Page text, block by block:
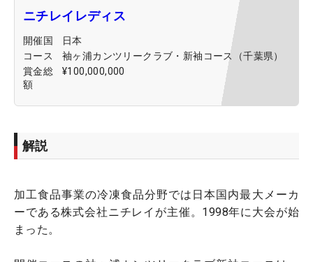
ニチレイレディス
開催国
日本
コース
袖ヶ浦カンツリークラブ・新袖コース（千葉県）
賞金総
額
¥100,000,000
解説
加工食品事業の冷凍食品分野では日本国内最大メーカ
ーである株式会社ニチレイが主催。1998年に大会が始
まった。